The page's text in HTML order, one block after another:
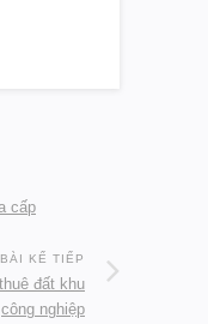
cấp
BÀI KẾ TIẾP
đất khu
công nghiệp